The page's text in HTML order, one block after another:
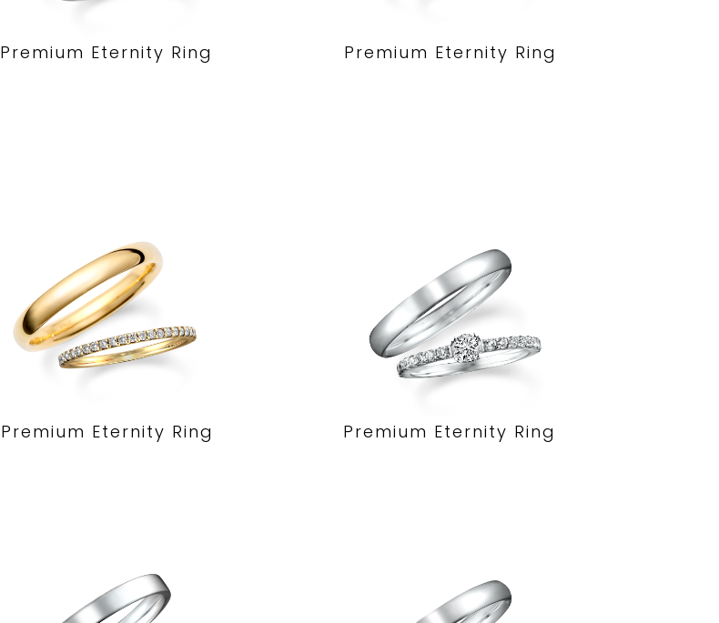
Premium Eternity Ring Premium Eternity Ring
Premium Eternity Ring Premium Eternity Ring